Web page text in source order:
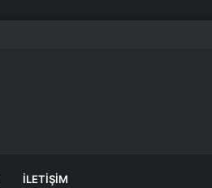
İLETIŞIM